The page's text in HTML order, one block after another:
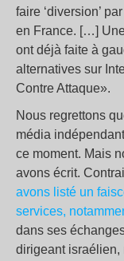
faire ‘diversion’
en France. […]
ont déjà faite à
alternatives sur
Contre Attaque».
Nous regrettons
média
ce moment. Mais
avons écrit.
avons listé un
services,
dans ses
dirigeant israélien,